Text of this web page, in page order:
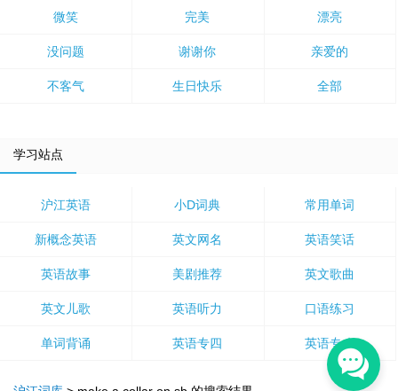
微笑 完美 漂亮
没问题 谢谢你 亲爱的
不客气 生日快乐 全部
学习站点
沪江英语 小D词典 常用单词
新概念英语 英文网名 英语笑话
英语故事 美剧推荐 英文歌曲
英文儿歌 英语听力 口语练习
单词背诵 英语专四 英语专八